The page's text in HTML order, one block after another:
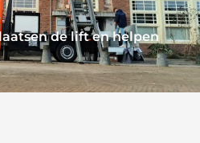
de lift en helpen